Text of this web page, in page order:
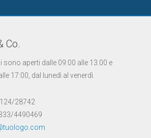
Co.
sono aperti dalle 09:00 alle 13.00 e
17:00, dal lunedì al venerdì.
28742
4490469